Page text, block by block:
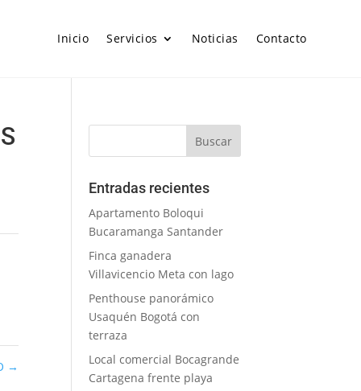
Inicio Servicios Noticias Contacto
→
Entradas recientes
Apartamento Boloqui
Bucaramanga Santander
Finca ganadera
Villavicencio Meta con lago
Penthouse panorámico
Usaquén Bogotá con
terraza
Local comercial Bocagrande
Cartagena frente playa